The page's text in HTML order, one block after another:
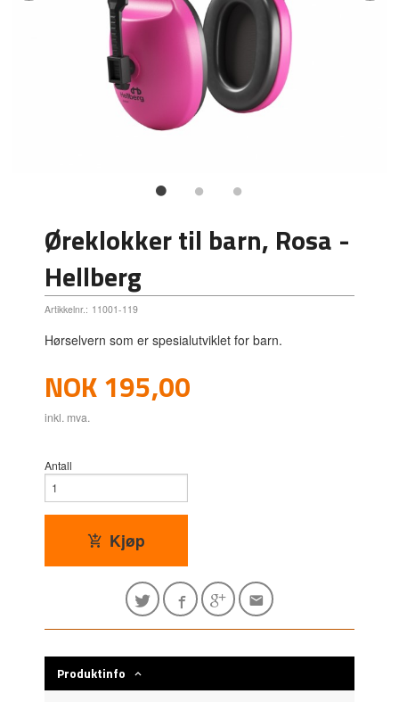
Øreklokker til barn, Rosa -
Hellberg
Artikkelnr.: 11001-119
Hørselvern som er spesialutviklet for barn.
Pris
NOK195,00
inkl. mva.
Antall
Kjøp
Produktinfo